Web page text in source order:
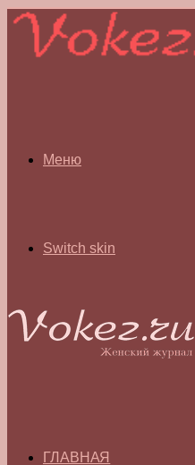
Меню
Switch skin
ГЛАВНАЯ